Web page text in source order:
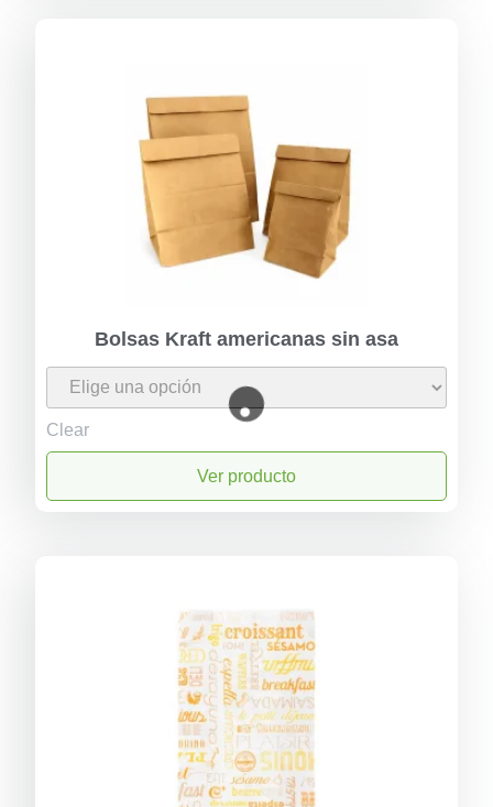
Bolsas Kraft americanas sin asa
Clear
Ver producto